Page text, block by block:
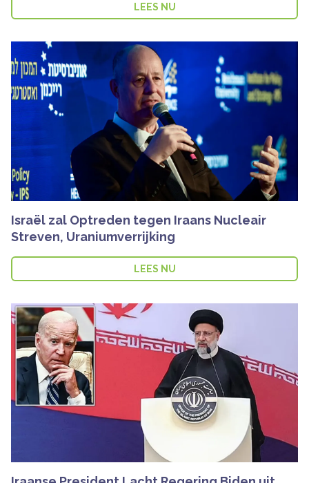
LEES NU
Israël zal Optreden tegen Iraans Nucleair
Streven, Uraniumverrijking
LEES NU